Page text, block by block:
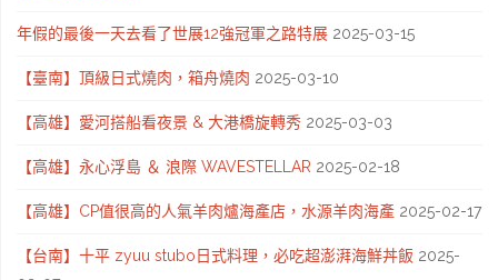
年假的最後一天去看了世展12強冠軍之路特展 2025-03-15
【臺南】頂級日式燒肉，箱舟燒肉 2025-03-10
【高雄】愛河搭船看夜景 & 大港橋旋轉秀 2025-03-03
【高雄】永心浮島 ＆ 浪際 WAVESTELLAR 2025-02-18
【高雄】CP值很高的人氣羊肉爐海產店，水源羊肉海產 2025-02-17
【台南】十平 zyuu stubo日式料理，必吃超澎湃海鮮丼飯 2025-